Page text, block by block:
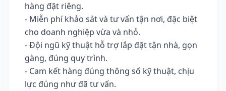
hàng đặt riêng.
- Miễn phí khảo sát và tư vấn tận nơi, đặc biệt
cho doanh nghiệp vừa và nhỏ.
- Đội ngũ kỹ thuật hỗ trợ lắp đặt tận nhà, gọn
gàng, đúng quy trình.
- Cam kết hàng đúng thông số kỹ thuật, chịu
lực đúng như đã tư vấn.